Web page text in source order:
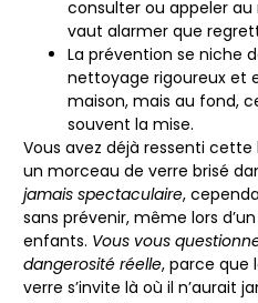
consulter ou appeler
vaut alarmer que
La prévention se niche
nettoyage rigoureux et
maison, mais au fond,
souvent la mise.
Vous avez déjà ressenti
un morceau de verre brisé
jamais spectaculaire,
sans prévenir, même lors
enfants. Vous vous
dangerosité réelle, parce que
verre s’invite là où il n’aurait